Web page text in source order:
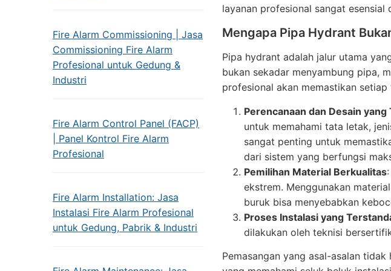
Fire Alarm Commissioning | Jasa
Commissioning Fire Alarm
Profesional untuk Gedung &
Industri
Fire Alarm Control Panel (FACP)
| Panel Kontrol Fire Alarm
Profesional
Fire Alarm Installation: Jasa
Instalasi Fire Alarm Profesional
untuk Gedung, Pabrik & Industri
layanan profesional sangat
Mengapa Pipa Hydrant
Pipa hydrant adalah jalur utama
bukan sekadar menyambung pipa,
profesional akan memastikan
Perencanaan dan Desain
untuk memahami tata letak,
sangat penting untuk
dari sistem yang berfungsi
Pemilihan Material Berkualitas
ekstrem. Menggunakan
buruk bisa menyebabkan
Proses Instalasi yang
dilakukan oleh teknisi
Pemasangan yang asal-asalan